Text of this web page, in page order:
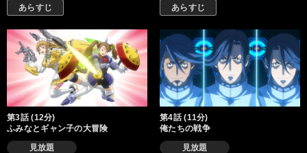
あらすじ あらすじ
第3話 (12分)
ふみなとギャン子の大冒険
見放題
第4話 (11分)
俺たちの戦争
見放題